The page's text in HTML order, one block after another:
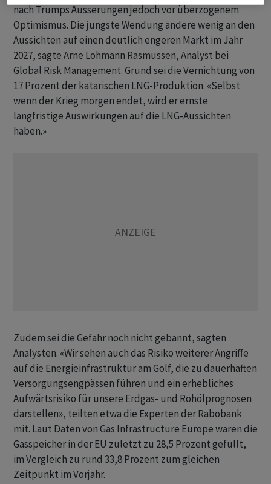
nach Trumps Äusserungen jedoch vor ​überzogenem
Optimismus. Die jüngste Wendung ändere wenig an ​den
Aussichten auf einen deutlich engeren Markt im Jahr
2027, sagte Arne Lohmann Rasmussen, Analyst ‌bei
Global Risk Management. Grund sei die Vernichtung von
17 Prozent der katarischen LNG-Produktion. «Selbst
wenn der Krieg morgen endet, wird er ernste
langfristige Auswirkungen auf ​die LNG-Aussichten ​
haben.»
Zudem sei die Gefahr noch ⁠nicht gebannt, sagten
Analysten. «Wir sehen auch das ​Risiko weiterer Angriffe
auf ⁠die Energieinfrastruktur am Golf, die zu dauerhaften
Versorgungsengpässen führen und ein erhebliches
‌Aufwärtsrisiko für unsere Erdgas- und Rohölprognosen
darstellen», teilten etwa die Experten der Rabobank
mit. Laut Daten von Gas Infrastructure Europe waren die
‌Gasspeicher in der EU zuletzt zu 28,5 Prozent gefüllt,
im ​Vergleich zu rund 33,8 Prozent zum gleichen
Zeitpunkt im Vorjahr.